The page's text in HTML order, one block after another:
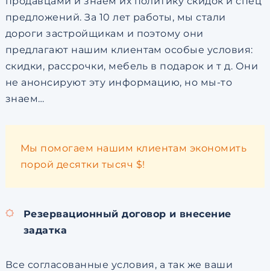
предложений. За 10 лет работы, мы стали
дороги застройщикам и поэтому они
предлагают нашим клиентам особые условия:
скидки, рассрочки, мебель в подарок и т д. Они
не анонсируют эту информацию, но мы-то
знаем…
Мы помогаем нашим клиентам экономить
порой десятки тысяч $!
Резервационный договор и внесение
задатка
Все согласованные условия, а так же ваши